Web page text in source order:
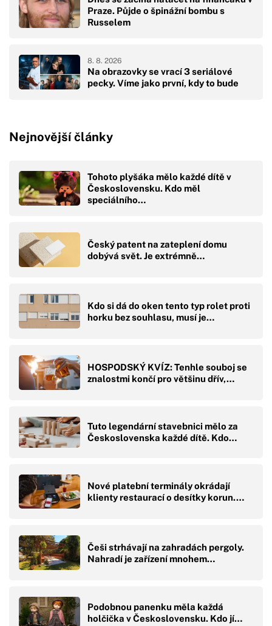
Praze. Půjde o špinážní bombu s
Russelem
Na obrazovky se vrací 3 seriálové
pecky. Víme jako první, kdy to bude
8. 8. 2026
Nejnovější články
Tohoto plyšáka mělo každé dítě v
Československu. Kdo měl
speciálního…
Český patent na zateplení domu
dobývá svět. Je extrémně…
Kdo si dá do oken tento typ rolet proti
horku bez souhlasu, musí je…
HOSPODSKÝ KVÍZ: Tenhle souboj se
znalostmi končí pro většinu dřív,…
Tuto legendární stavebnici mělo za
Československa každé dítě. Kdo…
Nové platební terminály okrádají
klienty restaurací o desítky korun.…
Češi strhávají na zahradách pergoly.
Nahradí je zařízení mnohem…
Podobnou panenku měla každá
holčička v Československu. Kdo jí…